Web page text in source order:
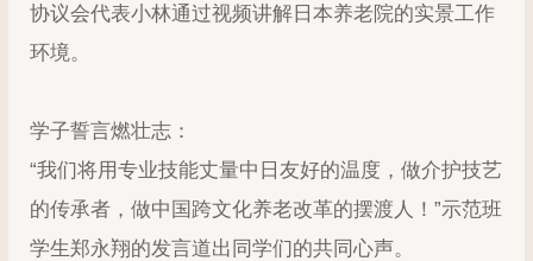
协议会代表小林通过视频讲解日本养老院的实景工作
环境。
学子誓言燃壮志：
“我们将用专业技能丈量中日友好的温度，做介护技艺
的传承者，做中国跨文化养老改革的摆渡人！”示范班
学生郑永翔的发言道出同学们的共同心声。